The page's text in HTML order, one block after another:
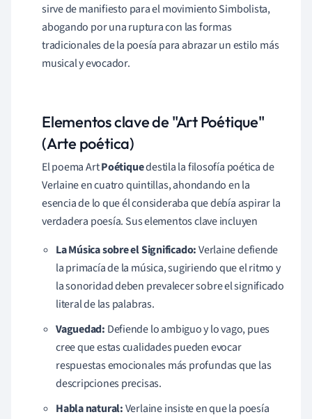
sirve de manifiesto para el movimiento Simbolista,
abogando por una ruptura con las formas
tradicionales de la poesía para abrazar un estilo más
musical y evocador.
Elementos clave de "Art Poétique"
(Arte poética)
El poema ArtPoétiquedestila la filosofía poética de
Verlaine en cuatro quintillas, ahondando en la
esencia de lo que él consideraba que debía aspirar la
verdadera poesía. Sus elementos clave incluyen
La Música sobre el Significado:Verlaine defiende
la primacía de la música, sugiriendo que el ritmo y
la sonoridad deben prevalecer sobre el significado
literal de las palabras.
Vaguedad: Defiende lo ambiguo y lo vago, pues
cree que estas cualidades pueden evocar
respuestas emocionales más profundas que las
descripciones precisas.
Habla natural:Verlaine insiste en que la poesía